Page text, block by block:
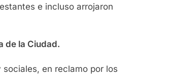
e incluso arrojaron
de la Ciudad.
en reclamo por los